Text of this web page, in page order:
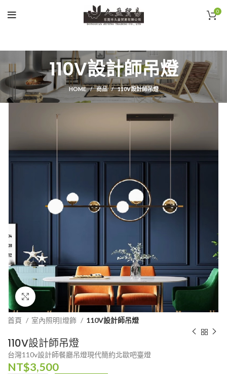
0
110V設計師吊燈
HOME 商品 110V設計師吊燈
Click to enlarge
首頁 室內照明|燈飾 110V設計師吊燈
110V設計師吊燈
台灣110v設計師餐廳吊燈現代簡約北歐吧臺燈
NT$3,500